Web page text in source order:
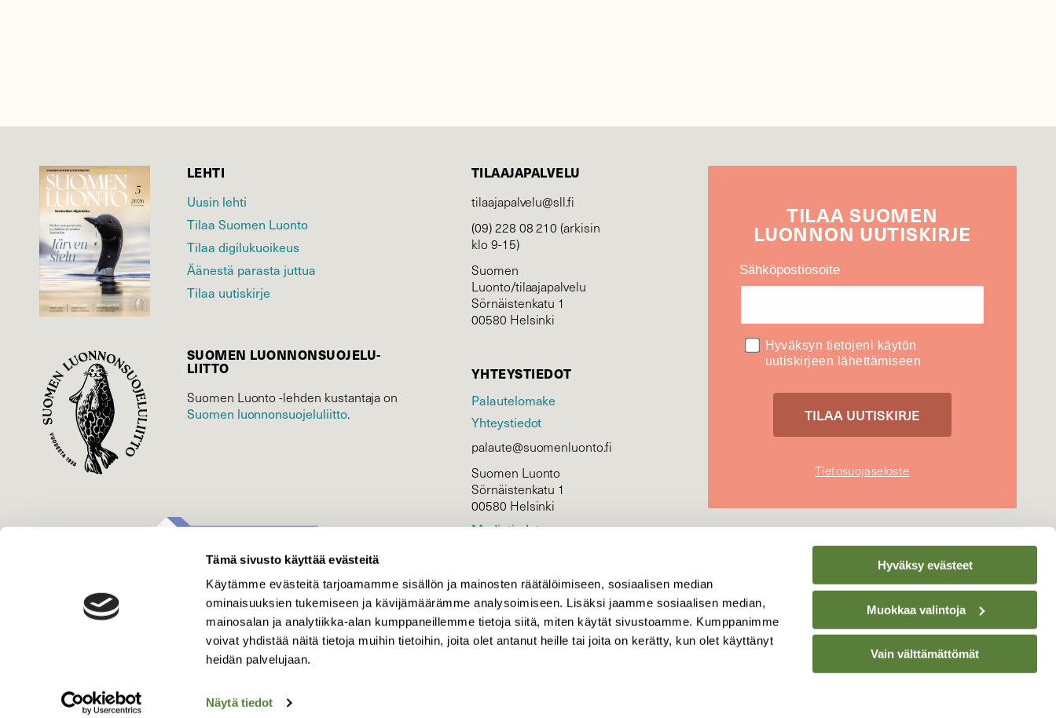
Tämä sivusto käyttää evästeitä
Käytämme evästeitä tarjoamamme sisällön ja mainosten räätälöimiseen, sosiaalisen median
ominaisuuksien tukemiseen ja kävijämäärämme analysoimiseen. Lisäksi jaamme sosiaalisen median,
mainosalan ja analytiikka-alan kumppaneillemme tietoja siitä, miten käytät sivustoamme. Kumppanimme
voivat yhdistää näitä tietoja muihin tietoihin, joita olet antanut heille tai joita on kerätty, kun olet käyttänyt
heidän palvelujaan.
Näytä tiedot
Hyväksy evästeet
Muokkaa valintoja
Vain välttämättömät
LEHTI
Uusin lehti
Tilaa Suomen Luonto
Tilaa digilukuoikeus
Äänestä parasta juttua
Tilaa uutiskirje
SUOMEN LUONNON­SUOJELU­
LIITTO
Suomen Luonto -lehden kustantaja on
Suomen luonnonsuojelu­liitto.
TILAAJAPALVELU
tilaajapalvelu@sll.fi
(09) 228 08 210 (arkisin
klo 9-15)
Suomen
Luonto/tilaajapalvelu
Sörnäistenkatu 1
00580 Helsinki
YHTEYSTIEDOT
Palautelomake
Yhteystiedot
palaute@suomenluonto.fi
Suomen Luonto
Sörnäistenkatu 1
00580 Helsinki
Mediatiedot
KIRJAUDU
TILAASUOMEN
LUONNON UUTIS­KIRJE
Sähköpostiosoite
Hyväksyn tietojeni käytön
uutiskirjeen lähettämiseen
Tietosuojaseloste